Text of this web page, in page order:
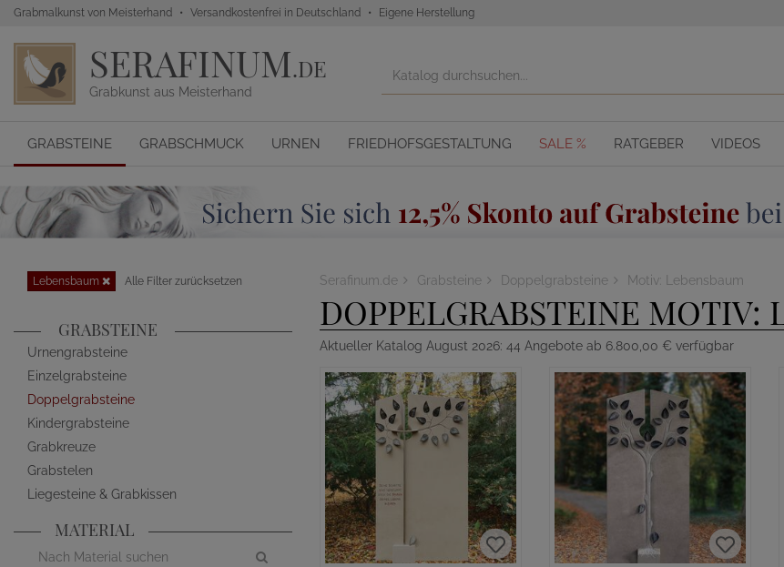
Grabmalkunst von Meisterhand Versandkostenfrei in Deutschland Eigene Herstellung
SERAFINUM.DE
Grabkunst aus Meisterhand
GRABSTEINE GRABSCHMUCK URNEN FRIEDHOFSGESTALTUNG SALE % RATGEBER VIDEOS
Serafinum.de Grabsteine Doppelgrabsteine Motiv: Lebensbaum
DOPPELGRABSTEINE MOTIV:
Aktueller Katalog August 2026: 44 Angebote ab 6.800,00 € verfügbar
Lebensbaum Alle Filter zurücksetzen
GRABSTEINE
Urnengrabsteine
Einzelgrabsteine
Doppelgrabsteine
Kindergrabsteine
Grabkreuze
Grabstelen
Liegesteine & Grabkissen
MATERIAL